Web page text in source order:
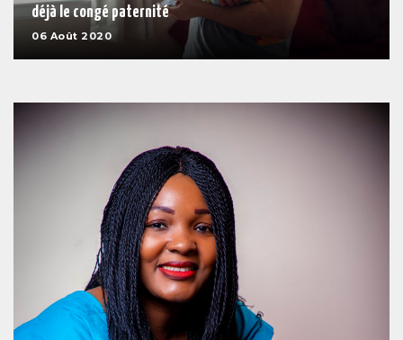
déjà le congé paternité
06 Août 2020